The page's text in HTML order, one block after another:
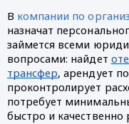
В компании по
назначат
займется всеми
вопросами: найдет
трансфер, арендует
проконтролирует
потребует
быстро и